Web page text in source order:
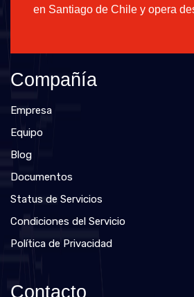
en Santiago de Chile y opera
Compañía
Empresa
Equipo
Blog
Documentos
Status de Servicios
Condiciones del Servicio
Política de Privacidad
Contacto